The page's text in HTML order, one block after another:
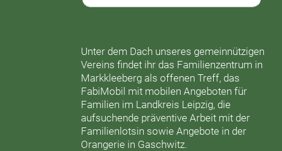
Unter dem Dach unseres gemeinnützigen
Vereins findet ihr das Familienzentrum in
Markkleeberg als offenen Treff, das
FabiMobil mit mobilen Angeboten für
Familien im Landkreis Leipzig, die
aufsuchende präventive Arbeit mit der
Familienlotsin sowie Angebote in der
Orangerie in Gaschwitz.